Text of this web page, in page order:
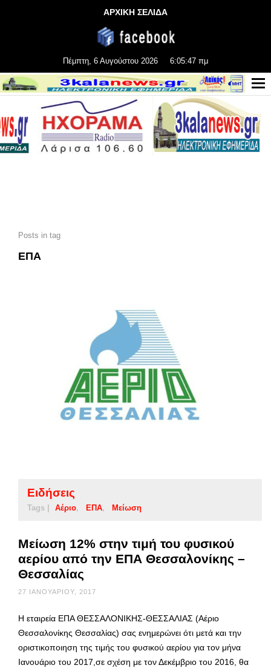
ΑΡΧΙΚΗ ΣΕΛΙΔΑ
Πέμπτη, 6 Αυγούστου 2026 6:05:49 πμ
Posts in tag
ΕΠΑ
Ειδήσεις
Tags | Αέριο ΕΠΑ Μείωση
Μείωση 12% στην τιμή του φυσικού
αερίου από την ΕΠΑ Θεσσαλονίκης –
Θεσσαλίας
27 ΙΑΝΟΥΑΡΊΟΥ, 2017
Η εταιρεία ΕΠΑ ΘΕΣΣΑΛΟΝΙΚΗΣ-ΘΕΣΣΑΛΙΑΣ (Αέριο
Θεσσαλονίκης Θεσσαλίας) σας ενημερώνει ότι μετά και την
οριστικοποιηση της τιμής του φυσικού αερίου για τον μήνα
Ιανουάριο του 2017,σε σχέση με τον Δεκέμβριο του 2016, θα